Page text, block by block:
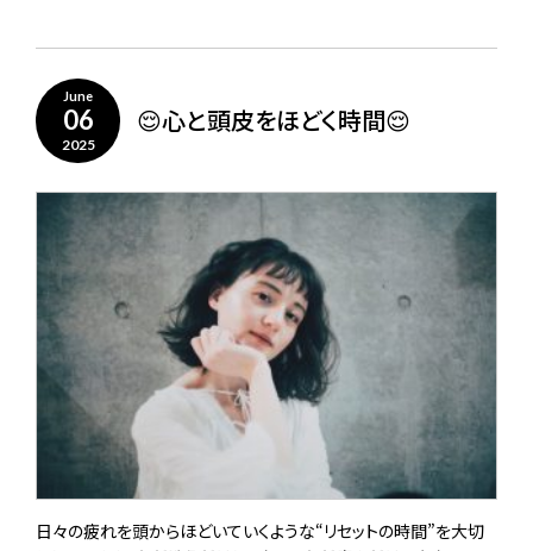
June
06
2025
😌心と頭皮をほどく時間😌
日々の疲れを頭からほどいていくような“リセットの時間”を大切